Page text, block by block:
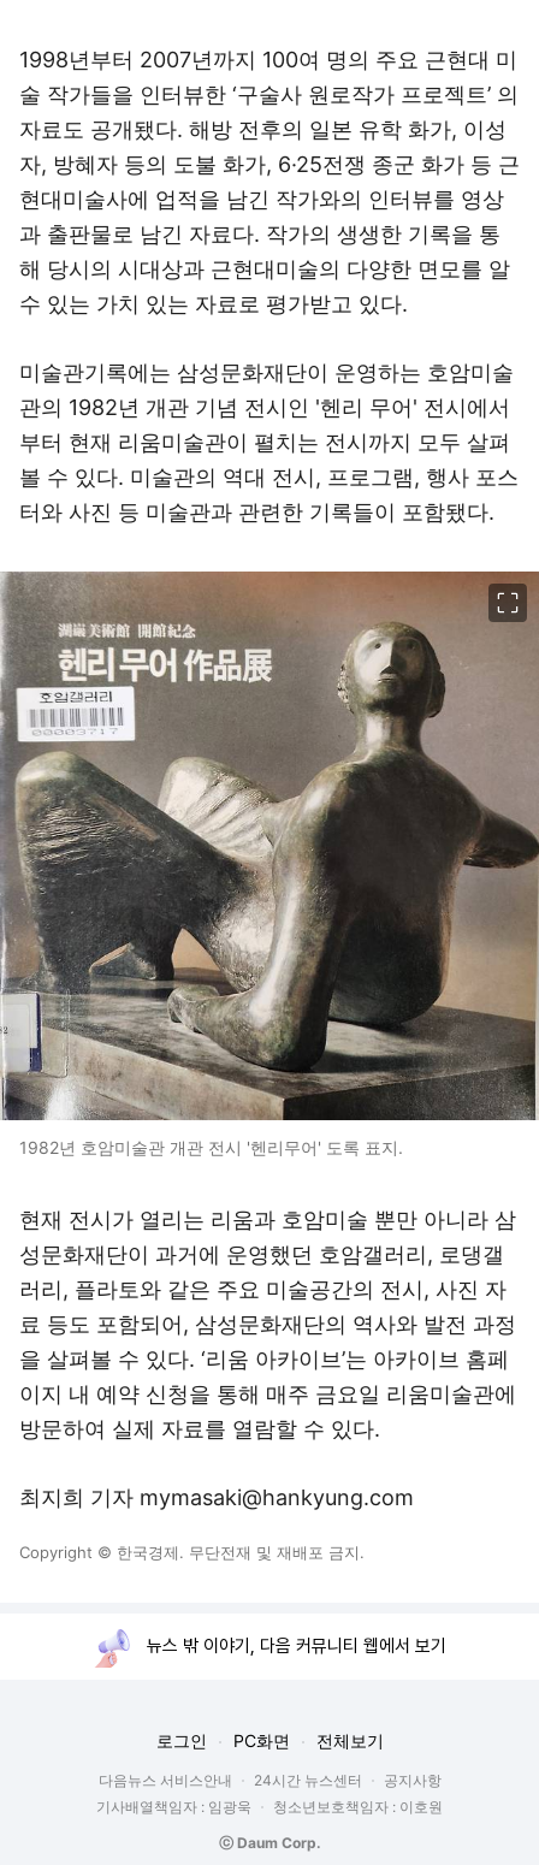
1998년부터 2007년까지 100여 명의 주요 근현대 미
술 작가들을 인터뷰한 ‘구술사 원로작가 프로젝트’ 의
자료도 공개됐다. 해방 전후의 일본 유학 화가, 이성
자, 방혜자 등의 도불 화가, 6·25전쟁 종군 화가 등 근
현대미술사에 업적을 남긴 작가와의 인터뷰를 영상
과 출판물로 남긴 자료다. 작가의 생생한 기록을 통
해 당시의 시대상과 근현대미술의 다양한 면모를 알
수 있는 가치 있는 자료로 평가받고 있다.
미술관기록에는 삼성문화재단이 운영하는 호암미술
관의 1982년 개관 기념 전시인 '헨리 무어' 전시에서
부터 현재 리움미술관이 펼치는 전시까지 모두 살펴
볼 수 있다. 미술관의 역대 전시, 프로그램, 행사 포스
터와 사진 등 미술관과 관련한 기록들이 포함됐다.
1982년 호암미술관 개관 전시 '헨리무어' 도록 표지.
현재 전시가 열리는 리움과 호암미술 뿐만 아니라 삼
성문화재단이 과거에 운영했던 호암갤러리, 로댕갤
러리, 플라토와 같은 주요 미술공간의 전시, 사진 자
료 등도 포함되어, 삼성문화재단의 역사와 발전 과정
을 살펴볼 수 있다. ‘리움 아카이브’는 아카이브 홈페
이지 내 예약 신청을 통해 매주 금요일 리움미술관에
방문하여 실제 자료를 열람할 수 있다.
최지희 기자 mymasaki@hankyung.com
Copyright © 한국경제. 무단전재 및 재배포 금지.
뉴스 밖 이야기, 다음 커뮤니티 웹에서 보기
로그인 PC화면 전체보기
다음뉴스 서비스안내 24시간 뉴스센터
공지사항
기사배열책임자 : 임광욱
청소년보호책임자 : 이호원
ⓒ Daum Corp.